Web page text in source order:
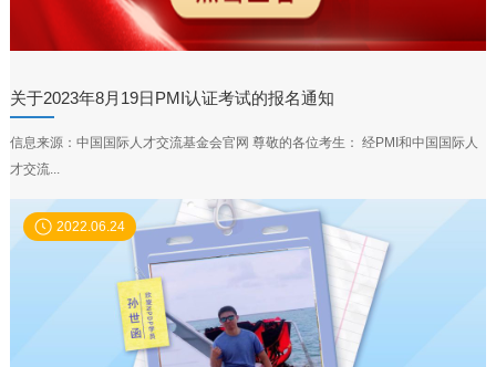
关于2023年8月19日PMI认证考试的报名通知
信息来源：中国国际人才交流基金会官网 尊敬的各位考生： 经PMI和中国国际人
才交流...
2022.06.24